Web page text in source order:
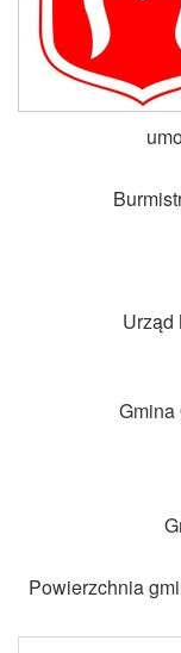
Gmina
Powierzchnia